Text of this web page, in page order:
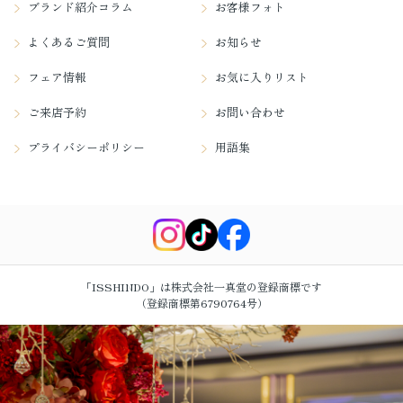
ブランド紹介コラム お客様フォト
よくあるご質問 お知らせ
フェア情報 お気に入りリスト
ご来店予約 お問い合わせ
プライバシーポリシー 用語集
「ISSHINDO」は株式会社一真堂の登録商標です
（登録商標第6790764号）